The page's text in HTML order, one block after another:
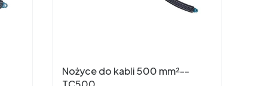
Nożyce do kabli 500 mm²--